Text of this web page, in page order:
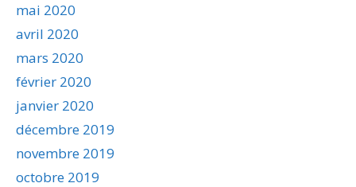
mai 2020
avril 2020
mars 2020
février 2020
janvier 2020
décembre 2019
novembre 2019
octobre 2019